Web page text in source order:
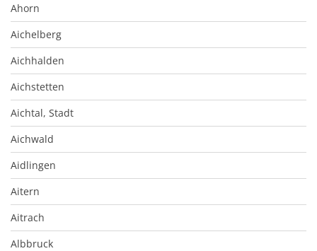
Ahorn
Aichelberg
Aichhalden
Aichstetten
Aichtal, Stadt
Aichwald
Aidlingen
Aitern
Aitrach
Albbruck